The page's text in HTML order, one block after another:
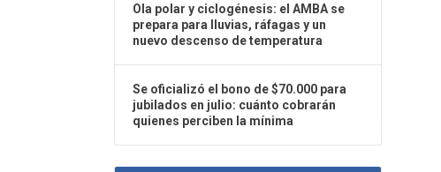
Ola polar y ciclogénesis: el AMBA se
prepara para lluvias, ráfagas y un
nuevo descenso de temperatura
Se oficializó el bono de $70.000 para
jubilados en julio: cuánto cobrarán
quienes perciben la mínima